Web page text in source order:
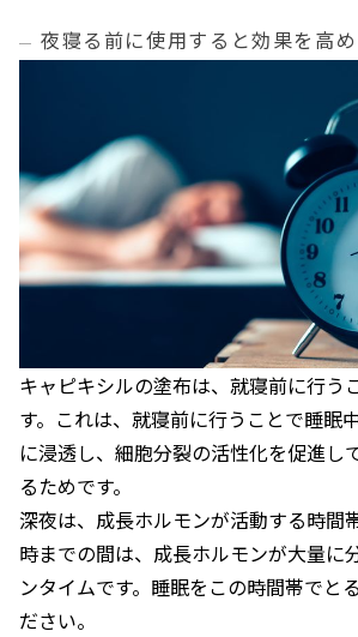
夜寝る前に使用すると効果を高
キャピキシルの塗布は、就寝前に行う
す。 これは、就寝前に行うことで睡眠
に浸透し、細胞分裂の活性化を促進し
るためです。
深夜は、成長ホルモンが活動する時間
時までの間は、成長ホルモンが大量に
ンタイムです。睡眠をこの時間帯でと
ださい。